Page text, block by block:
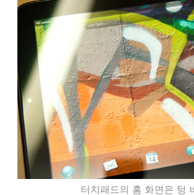
터치패드의 홈 화면은 텅